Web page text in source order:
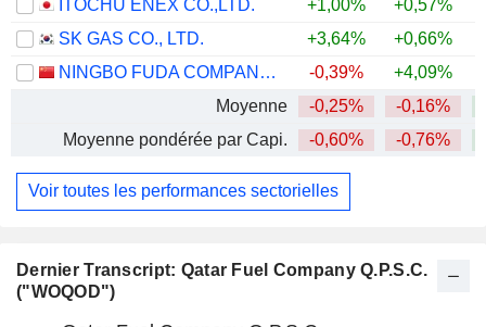
Dernier Transcript: Qatar Fuel Company Q.P.S.C.
("WOQOD")
ITOCHU ENEX CO.,LTD.
+1,00% +0,57%
SK GAS CO., LTD.
+3,64% +0,66%
NINGBO FUDA COMPANY LIMITED
-0,39% +4,09%
Moyenne
-0,25% -0,16%
Moyenne pondérée par Capi.
-0,60% -0,76%
Voir toutes les performances sectorielles